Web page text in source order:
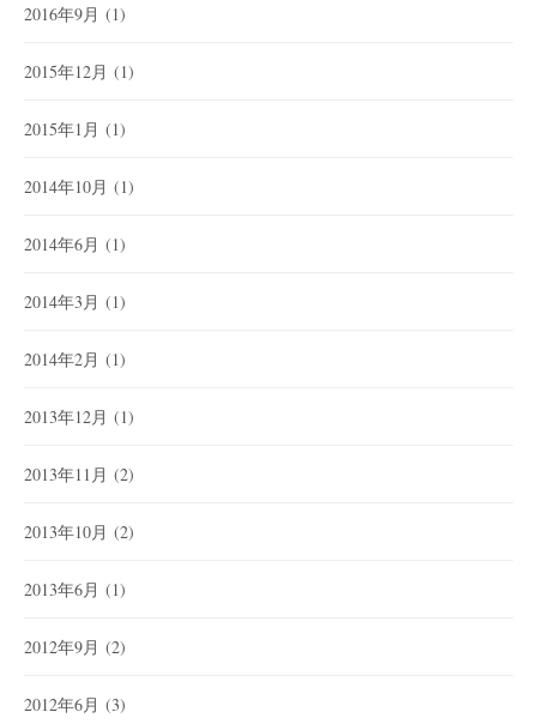
2016年9月 (1)
2015年12月 (1)
2015年1月 (1)
2014年10月 (1)
2014年6月 (1)
2014年3月 (1)
2014年2月 (1)
2013年12月 (1)
2013年11月 (2)
2013年10月 (2)
2013年6月 (1)
2012年9月 (2)
2012年6月 (3)